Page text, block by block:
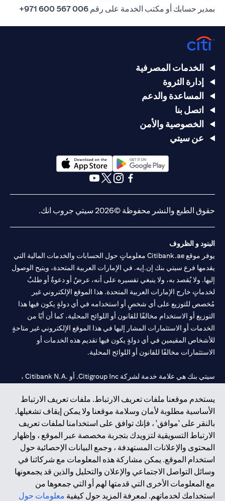
بمدير حسابك أو مكتب الخدمة على رقم 006 567 600 971+
يستخدم موقعنا ملفات تعريف الارتباط. ملفات تعريف الارتباط
الأساسية مطلوبة لأمان وسلامة موقعنا ولا يمكن إيقاف تشغيلها.
بالنقر على 'موافق' ، فإنك توافق على استخدامنا لملفات تعريف
الارتباط التسويقية لتزويدك بتجربة مخصصة عبر الموقع ، وإظهار
المحتوى والإعلانات المستهدفة ، وجمع البيانات الإحصائية حول
استخدام الموقع. يمكن مشاركة هذه المعلومات مع شركائنا في
وسائل التواصل الاجتماعي والإعلان والتحليل والذين قد يجمعونها
مع المعلومات الأخرى التي قدمتها لهم أو التي جمعوها من
استخدامك لخدماتهم. لمعرفة المزيد حول كيفية معلومات حول
الخدمات المصرفية
إدارة الثروة
المساعدة والدعم
اتصل بنا
الخصوصية والأمن
عن سيتي
(opens in a new tab)
حقوق الطبع والنشر محفوظة ©2026 سيتي جروب انك.
البنود و الظروف
يوفر موقع Citibank.ae معلوماتٍ حول الحسابات والخدمات المالية التي
يقدمها فرع سيتي بنك إن.إيه. في الإمارات العربية المتحدة، ويتيح الوصول
إليها. ولا يُقصد به، ولا ينبغي تفسيره على أنه، عرضٌ أو دعوةٌ أو طلبٌ
لخدماتٍ خارج الإمارات العربية المتحدة. هذا الموقع الإلكتروني غير
مُخصص للتوزيع على أي شخصٍ أو استخدامه في أي دولةٍ يكون فيها هذا
التوزيع أو الاستخدام مخالفًا للقانون أو اللوائح المحلية، كما أن أيًا من
الخدمات أو الاستثمارات المشار إليها في هذا الموقع الإلكتروني غير متاحةٍ
للأشخاص المقيمين في أي دولةٍ يكون فيها تقديم هذه الخدمات أو
الاستثمارات مخالفًا للقانون أو اللوائح المحلية.
سيتي بنك هي علامة خدمة لشركة Citigroup Inc. أو .Citibank N.A ،
سيتي بنك إن. إيه. الإمارات مسجل لدى مصرف الإمارات المركزي تحت
أرقام التراخيص 202563 لفرع الوصل في دبي، 531989 لفرع مول
الإمارات في دبي، وCN-1002019لفرع أبوظبي. هاتف: 4000 311 04.
فرع سيتي بنك إن إيه - الإمارات العربية المتحدة مرخص من مصرف
الإمارات العربية المتحدة المركزي كفرع لبنك أجنبي.
سيتي بنك إن إيه الإمارات العربية المتحدة مرخص من هيئة الأوراق المالية
والسلع في الإمارات العربية المتحدة ("SCA") للقيام بالنشاط المالي لـ أ)
الاستشارات المالية والتعريف والترويج بموجب ترخيص رقم